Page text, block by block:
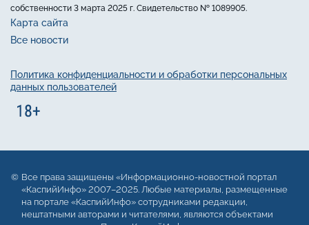
собственности 3 марта 2025 г. Свидетельство № 1089905.
Карта сайта
Все новости
Политика конфиденциальности и обработки персональных
данных пользователей
Все права защищены «Информационно-новостной портал
«КаспийИнфо» 2007–2025. Любые материалы, размещенные
на портале «КаспийИнфо» сотрудниками редакции,
нештатными авторами и читателями, являются объектами